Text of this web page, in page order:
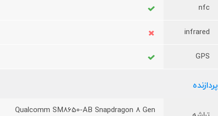
nfc
infrared
GPS
پردازنده
Qualcomm SM8650-AB Snapdragon 8 Gen